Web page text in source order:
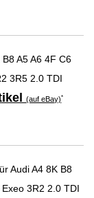
A5 A6 4F C6
3R5 2.0 TDI
(auf eBay)*
Audi A4 8K B8
3R2 2.0 TDI